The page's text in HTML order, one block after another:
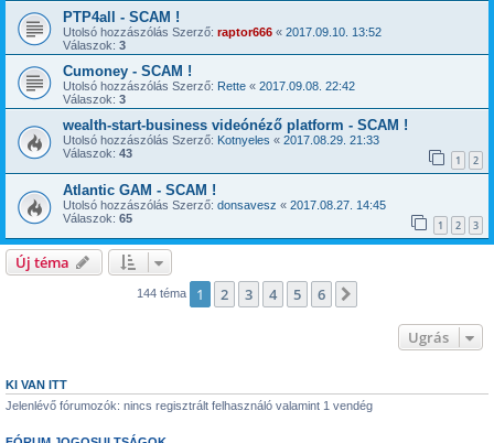
PTP4all - SCAM !
Utolsó hozzászólás Szerző: raptor666 « 2017.09.10. 13:52
Válaszok: 3
Cumoney - SCAM !
Utolsó hozzászólás Szerző: Rette « 2017.09.08. 22:42
Válaszok: 3
wealth-start-business videónéző platform - SCAM !
Utolsó hozzászólás Szerző: Kotnyeles « 2017.08.29. 21:33
Válaszok: 43 1 2
Atlantic GAM - SCAM !
Utolsó hozzászólás Szerző: donsavesz « 2017.08.27. 14:45
Válaszok: 65 1 2 3
Új téma
144 téma 1 2 3 4 5 6
Ugrás
KI VAN ITT
Jelenlévő fórumozók: nincs regisztrált felhasználó valamint 1 vendég